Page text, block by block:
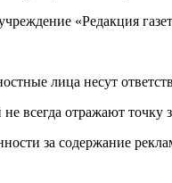
«Редакция
лица несут
всегда отражают точку
за содержание